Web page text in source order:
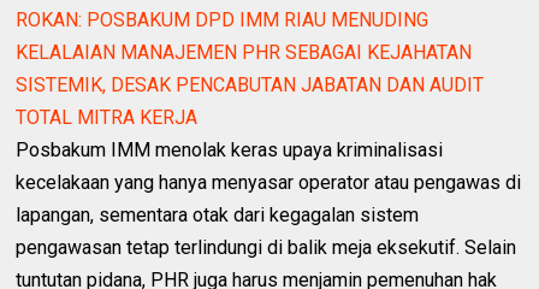
ROKAN: POSBAKUM DPD IMM RIAU MENUDING
KELALAIAN MANAJEMEN PHR SEBAGAI KEJAHATAN
SISTEMIK, DESAK PENCABUTAN JABATAN DAN AUDIT
TOTAL MITRA KERJA
Posbakum IMM menolak keras upaya kriminalisasi
kecelakaan yang hanya menyasar operator atau pengawas di
lapangan, sementara otak dari kegagalan sistem
pengawasan tetap terlindungi di balik meja eksekutif. Selain
tuntutan pidana, PHR juga harus menjamin pemenuhan hak